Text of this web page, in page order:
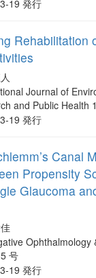
19 発行
Rehabilitation
Journal of
and Public Health
19 発行
Canal
Propensity
Glaucoma
Ophthalmology
号
19 発行